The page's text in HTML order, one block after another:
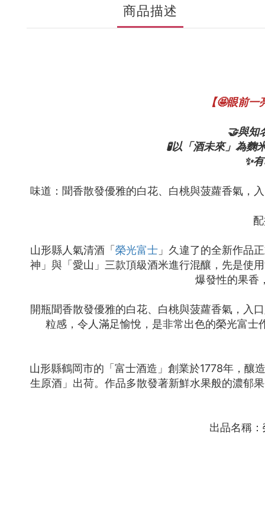
商品描述
【🤩眼前
🤝與知
🧪以「酒未來」為
✨
味道：聞香散發優雅的白花、白桃與菠蘿香氣，
山形縣人氣清酒「 榮光富士 」久違了的全新作品
神」與「愛山」三款頂級酒米進行混釀，先是使
爆發性的果香
開瓶聞香散發優雅的白花、白桃與菠蘿香氣，入
粒感，令人滿足愉悅，是非常出色的榮光富
山形縣鶴岡市的「富士酒造」創業於1778年，釀
生原酒」出荷。作品多散發著新鮮水果般的濃郁
出品名稱